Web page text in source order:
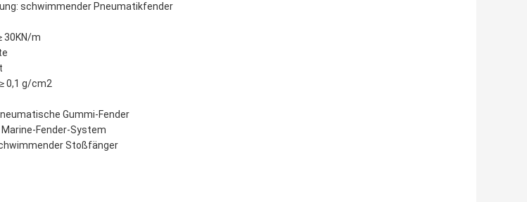
schwimmender Pneumatikfender
30KN/m
0,1 g/cm2
Gummi-Fender
Fender-System
Stoßfänger